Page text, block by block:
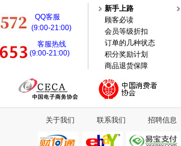
QQ客服
(9:00-21:00)
客服热线
(9:00-21:00)
新手上路
顾客必读
会员等级折扣
订单的几种状态
积分奖励计划
商品退货保障
关于我们 联系我们 招聘信息